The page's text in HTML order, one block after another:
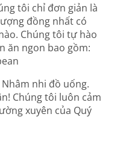
tôi chỉ đơn giản là
đồng nhất có
Chúng tôi tự hào
ăn ngon bao gồm:
nhi đồ uống.
Chúng tôi luôn cảm
xuyên của Quý